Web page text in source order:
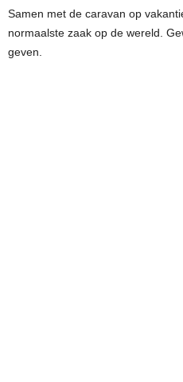
Samen met de caravan op
normaalste zaak op de wereld.
geven.